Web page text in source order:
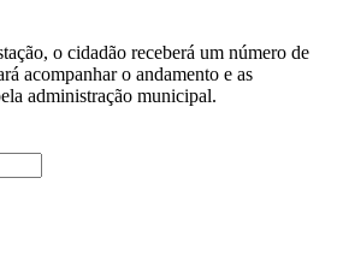
o cidadão receberá um número de
acompanhar o andamento e as
administração municipal.